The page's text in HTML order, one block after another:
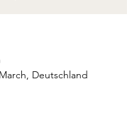
Deutschland